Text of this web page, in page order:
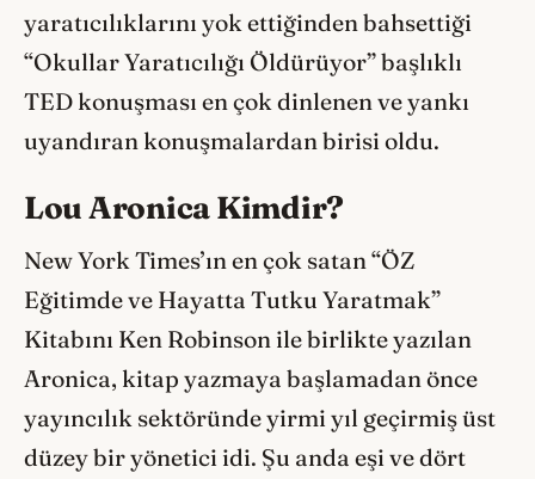
yaratıcılıklarını yok ettiğinden bahsettiği
“Okullar Yaratıcılığı Öldürüyor” başlıklı
TED konuşması en çok dinlenen ve yankı
uyandıran konuşmalardan birisi oldu.
Lou Aronica Kimdir?
New York Times’ın en çok satan “ÖZ
Eğitimde ve Hayatta Tutku Yaratmak”
Kitabını Ken Robinson ile birlikte yazılan
Aronica, kitap yazmaya başlamadan önce
yayıncılık sektöründe yirmi yıl geçirmiş üst
düzey bir yönetici idi. Şu anda eşi ve dört